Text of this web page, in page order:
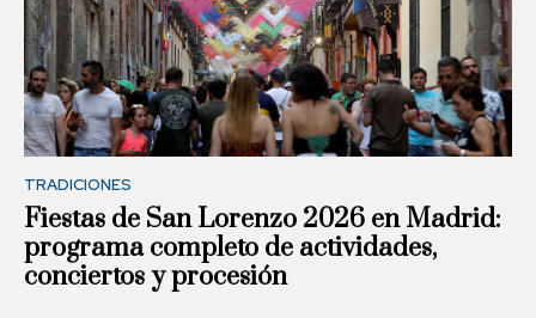
TRADICIONES
Fiestas de San Lorenzo 2026 en Madrid:
programa completo de actividades,
conciertos y procesión